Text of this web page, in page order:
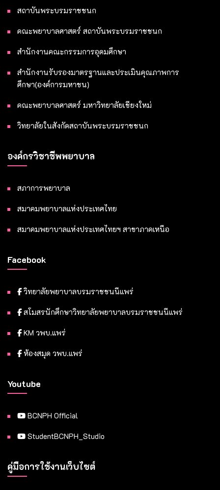
สถาบันพระบรมราชชนก
คณะพยาบาลศาสตร์ สถาบันพระบรมราชชนก
สำนักงานคณะกรรมการอุดมศึกษา
สำนักงานรับรองมาตรฐานและประเมินคุณภาพการ
ศึกษา(องค์การมหาชน)
คณะพยาบาลศาสตร์ มหาวิทยาลัยเชียงใหม่
วิทยาลัยในสังกัดสถาบันพระบรมราชชนก
องค์กรวิชาชีพพยาบาล
สภาการพยาบาล
สมาคมพยาบาลแห่งประเทศไทย
สมาคมพยาบาลแห่งประเทศไทยฯ สาขาภาคเหนือ
Facebook
วิทยาลัยพยาบาลบรมราชชนนีแพร่
สโมสรนักศึกษาวิทยาลัยพยาบาลบรมราชชนนีแพร่
KM วพบ.แพร่
ห้องสมุด วพบ.แพร่
Youtube
BCNPH Official
StudentBCNPH_Studio
คู่มือการใช้งานเว็บไซต์